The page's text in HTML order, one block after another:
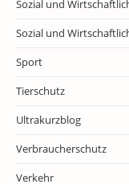
Sozial und
Sozial und
Sport
Tierschutz
Ultrakurzblog
Verbraucherschutz
Verkehr